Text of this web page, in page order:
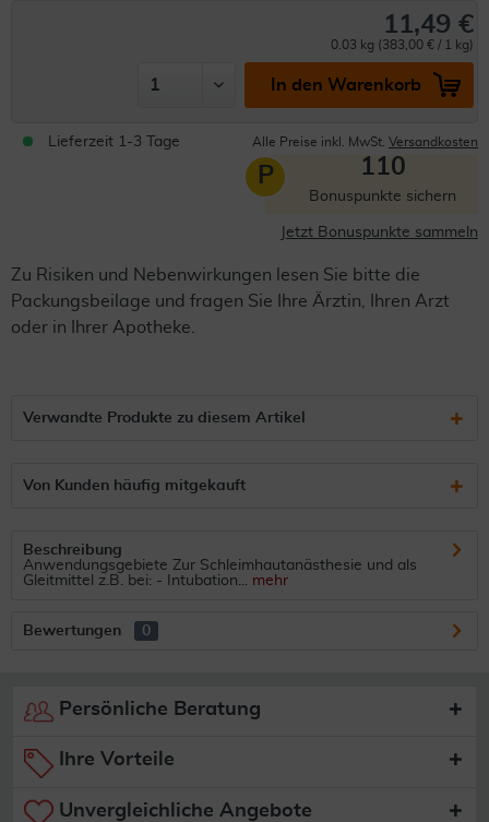
11,49 €
0.03 kg (383,00 € / 1 kg)
In den Warenkorb
Lieferzeit 1-3 Tage Alle Preise inkl. MwSt. Versandkosten
P 110
Bonuspunkte sichern
Jetzt Bonuspunkte sammeln
Zu Risiken und Nebenwirkungen lesen Sie bitte die
Packungsbeilage und fragen Sie Ihre Ärztin, Ihren Arzt
oder in Ihrer Apotheke.
Verwandte Produkte zu diesem Artikel
Von Kunden häufig mitgekauft
Beschreibung
Anwendungsgebiete Zur Schleimhautanästhesie und als
Gleitmittel z.B. bei: - Intubation... mehr
Bewertungen 0
Persönliche Beratung
Ihre Vorteile
Unvergleichliche Angebote